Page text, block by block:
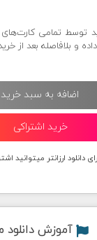
توسط تمامی
و بلافاصله بعد از
اضافه به سبد خريد
خريد اشتراکی
دانلود ارزانتر میتوانید
آموزش